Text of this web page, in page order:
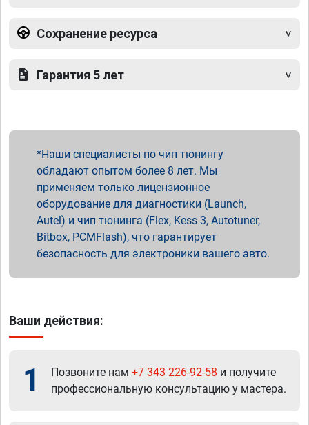
Сохранение ресурса
Гарантия 5 лет
Наши специалисты по чип тюнингу
обладают опытом более 8 лет. Мы
применяем только лицензионное
оборудование для диагностики (Launch,
Autel) и чип тюнинга (Flex, Kess 3, Autotuner,
Bitbox, PCMFlash), что гарантирует
безопасность для электроники вашего авто.
Ваши действия:
1 Позвоните нам +7 343 226-92-58 и получите
профессиональную консультацию у мастера.